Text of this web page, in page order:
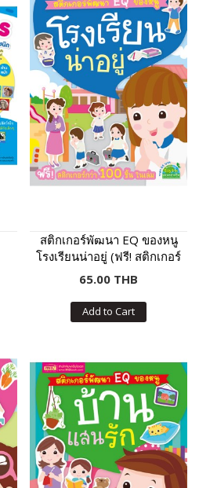
สติกเกอร์พัฒนา EQ ของหนู
โรงเรียนน่าอยู่ (ฟรี! สติกเกอร์
กว่า 100 ชิ้น ในเล่ม)
65.00 THB
Add to Cart